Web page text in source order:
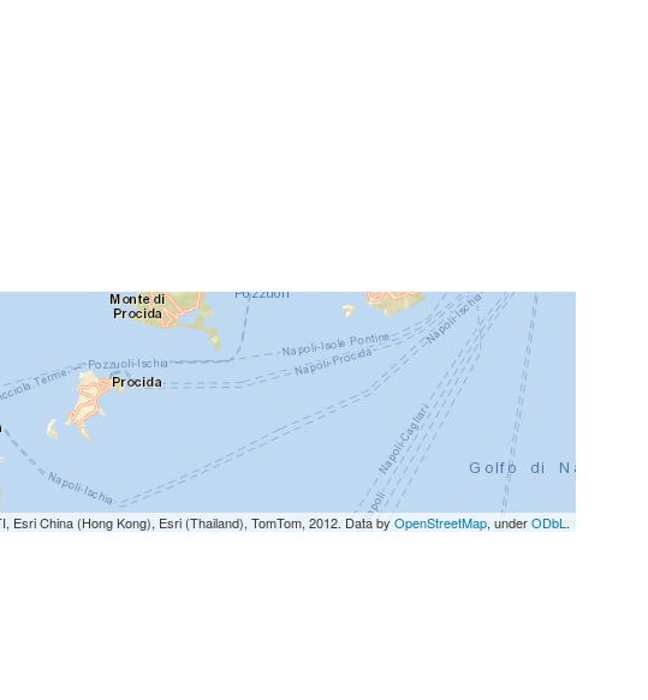
China (Hong Kong), Esri (Thailand), TomTom, 2012. Data by OpenStreetMap, underODbL.